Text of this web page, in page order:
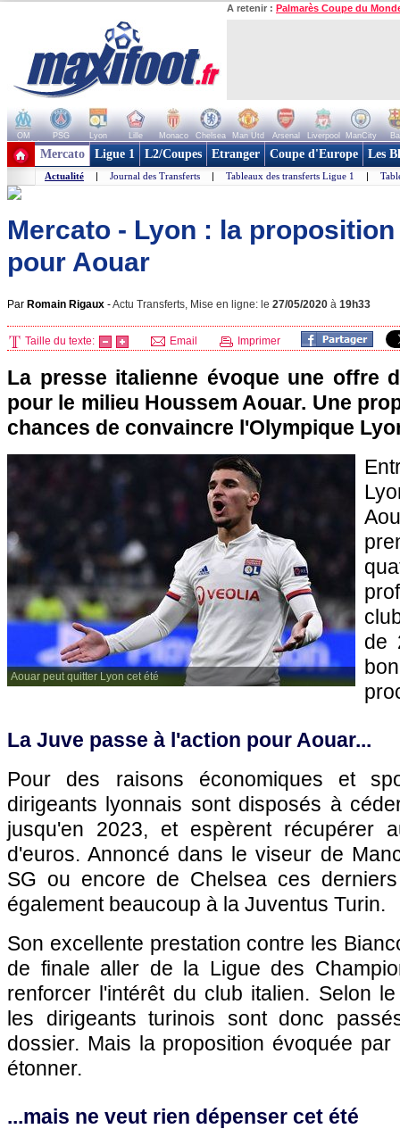
A retenir : Palmarès Coupe du
OM PSG Lyon Lille Monaco Chelsea Man Utd Arsenal Liverpool ManCity
+ de clubs
Mercato Ligue 1 L2/Coupes Etranger Coupe d'Europe Les
Actualité | Journal des Transferts | Tableaux des transferts Ligue 1 |
Mercato - Lyon : la
pour Aouar
Par Romain Rigaux -Actu Transferts, Mise en ligne: le 27/05/2020 à 19h33
Taille du texte: Email Imprimer
La presse italienne évoque une offre
pour le milieu Houssem Aouar. Une
chances de convaincre l'Olympique
Aouar peut quitter Lyon cet été
de
La Juve passe à l'action pour Aouar...
Pour des raisons économiques et
dirigeants lyonnais sont disposés à
jusqu'en 2023, et espèrent récupérer
d'euros. Annoncé dans le viseur de
SG ou encore de Chelsea ces
également beaucoup à la Juventus Turin.
Son excellente prestation contre les
de finale aller de la Ligue des
renforcer l'intérêt du club italien. Selon
les dirigeants turinois sont donc
dossier. Mais la proposition évoquée
étonner.
...mais ne veut rien dépenser cet été